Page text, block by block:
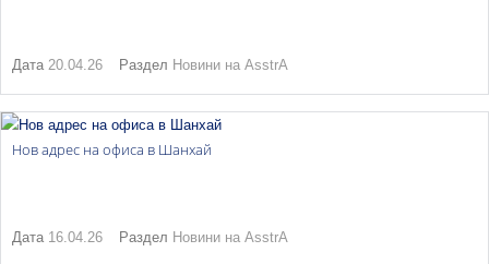
Дата 20.04.26 Раздел Новини на AsstrA
Нов адрес на офиса в Шанхай
Дата 16.04.26 Раздел Новини на AsstrA